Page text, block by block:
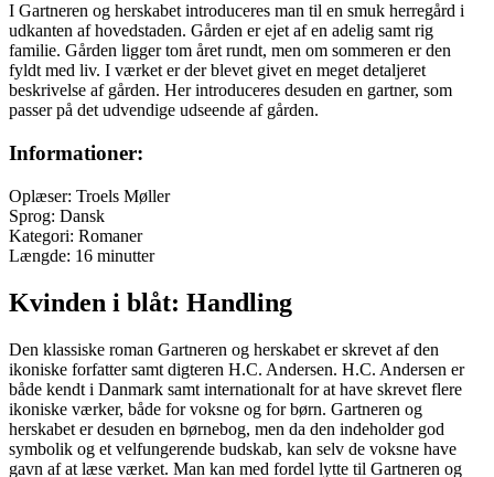
I Gartneren og herskabet introduceres man til en smuk herregård i
udkanten af hovedstaden. Gården er ejet af en adelig samt rig
familie. Gården ligger tom året rundt, men om sommeren er den
fyldt med liv. I værket er der blevet givet en meget detaljeret
beskrivelse af gården. Her introduceres desuden en gartner, som
passer på det udvendige udseende af gården.
Informationer:
Oplæser: Troels Møller
Sprog: Dansk
Kategori: Romaner
Længde: 16 minutter
Kvinden i blåt: Handling
Den klassiske roman Gartneren og herskabet er skrevet af den
ikoniske forfatter samt digteren H.C. Andersen. H.C. Andersen er
både kendt i Danmark samt internationalt for at have skrevet flere
ikoniske værker, både for voksne og for børn. Gartneren og
herskabet er desuden en børnebog, men da den indeholder god
symbolik og et velfungerende budskab, kan selv de voksne have
gavn af at læse værket. Man kan med fordel lytte til Gartneren og